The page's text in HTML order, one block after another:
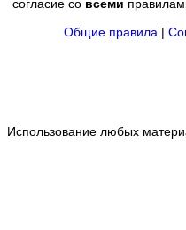
согласие со всеми
Общие правила |
Использование любых